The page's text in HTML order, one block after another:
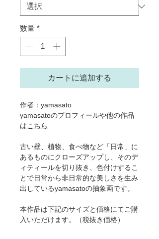
数量 *
カートに追加する
作者：yamasato
yamasatoのプロフィールや他の作品
はこちら
古い壁、植物、食べ物など「日常」に
あるものにクローズアップし、そのデ
ィティールを切り抜き、色付けするこ
とで日常から非日常的な美しさを生み
出しているyamasatoの抽象画です。
本作品は下記のサイズと価格にてご購
入いただけます。（税抜き価格）